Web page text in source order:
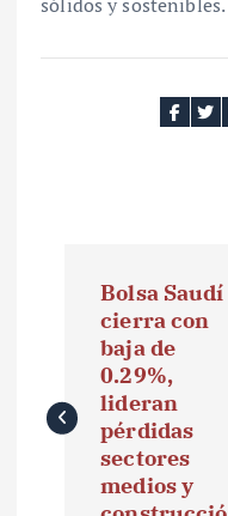
e
Bolsa Saudí
cierra con
baja de
0.29%,
lideran
pérdidas
sectores
medios y